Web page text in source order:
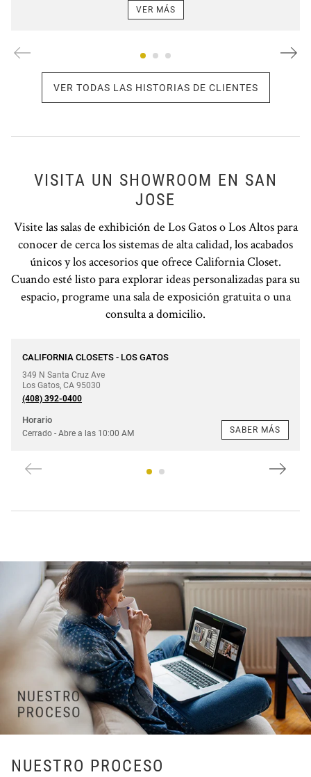
VER MÁS
VER TODAS LAS HISTORIAS DE CLIENTES
VISITA UN SHOWROOM EN SAN
JOSE
Visite las salas de exhibición de Los Gatos o Los Altos para
conocer de cerca los sistemas de alta calidad, los acabados
únicos y los accesorios que ofrece California Closet.
Cuando esté listo para explorar ideas personalizadas para su
espacio, programe una sala de exposición gratuita o una
consulta a domicilio.
CALIFORNIA CLOSETS - LOS GATOS
349 N Santa Cruz Ave
Los Gatos, CA 95030
Teléfono
(408) 392-0400
Horario
Cerrado - Abre a las 10:00 AM SABER MÁS
NUESTRO PROCESO